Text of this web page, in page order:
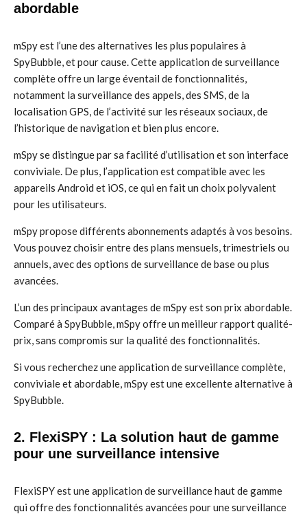
abordable
mSpy est l’une des alternatives les plus populaires à
SpyBubble, et pour cause. Cette application de surveillance
complète offre un large éventail de fonctionnalités,
notamment la surveillance des appels, des SMS, de la
localisation GPS, de l’activité sur les réseaux sociaux, de
l’historique de navigation et bien plus encore.
mSpy se distingue par sa facilité d’utilisation et son interface
conviviale. De plus, l’application est compatible avec les
appareils Android et iOS, ce qui en fait un choix polyvalent
pour les utilisateurs.
mSpy propose différents abonnements adaptés à vos besoins.
Vous pouvez choisir entre des plans mensuels, trimestriels ou
annuels, avec des options de surveillance de base ou plus
avancées.
L’un des principaux avantages de mSpy est son prix abordable.
Comparé à SpyBubble, mSpy offre un meilleur rapport qualité-
prix, sans compromis sur la qualité des fonctionnalités.
Si vous recherchez une application de surveillance complète,
conviviale et abordable, mSpy est une excellente alternative à
SpyBubble.
2. FlexiSPY : La solution haut de gamme
pour une surveillance intensive
FlexiSPY est une application de surveillance haut de gamme
qui offre des fonctionnalités avancées pour une surveillance